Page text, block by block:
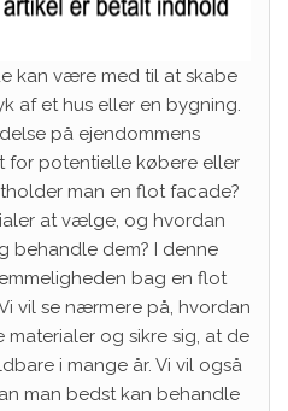
kan være med til at skabe
af et hus eller en bygning.
på ejendommens
potentielle købere eller
man en flot facade?
at vælge, og hvordan
behandle dem? I denne
bag en flot
vil se nærmere på, hvordan
og sikre sig, at de
i mange år. Vi vil også
man bedst kan behandle